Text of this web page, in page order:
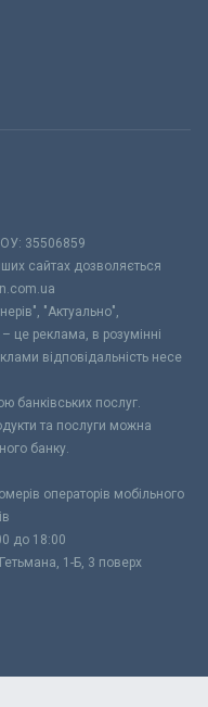
35506859
сайтах дозволяється
"Актуально",
це реклама, в розумінні
відповідальність несе
банківських послуг.
та послуги можна
банку.
операторів мобільного
до 18:00
1-Б, 3 поверх